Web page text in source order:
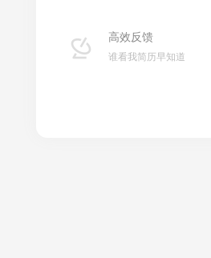
高效反馈
谁看我简历早知道